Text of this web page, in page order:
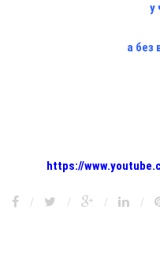
у
а без
https://
/ / / /